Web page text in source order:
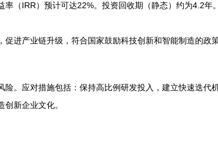
（IRR）预计可达22%。投资回收期（静态）约为4.2
进产业链升级，符合国家鼓励科技创新和智能制造的政
。应对措施包括：保持高比例研发投入，建立快速迭代
新企业文化。